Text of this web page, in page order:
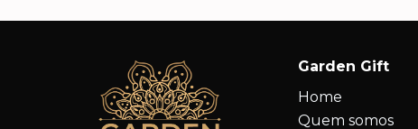
Garden Gift
Home
Quem somos